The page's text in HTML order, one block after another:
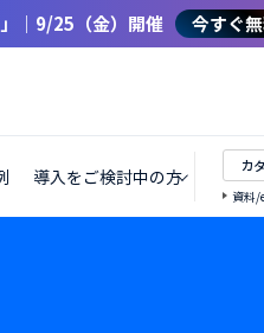
｜9/25（金）開催 今すぐ
導入をご検討中の方 カ
資料/